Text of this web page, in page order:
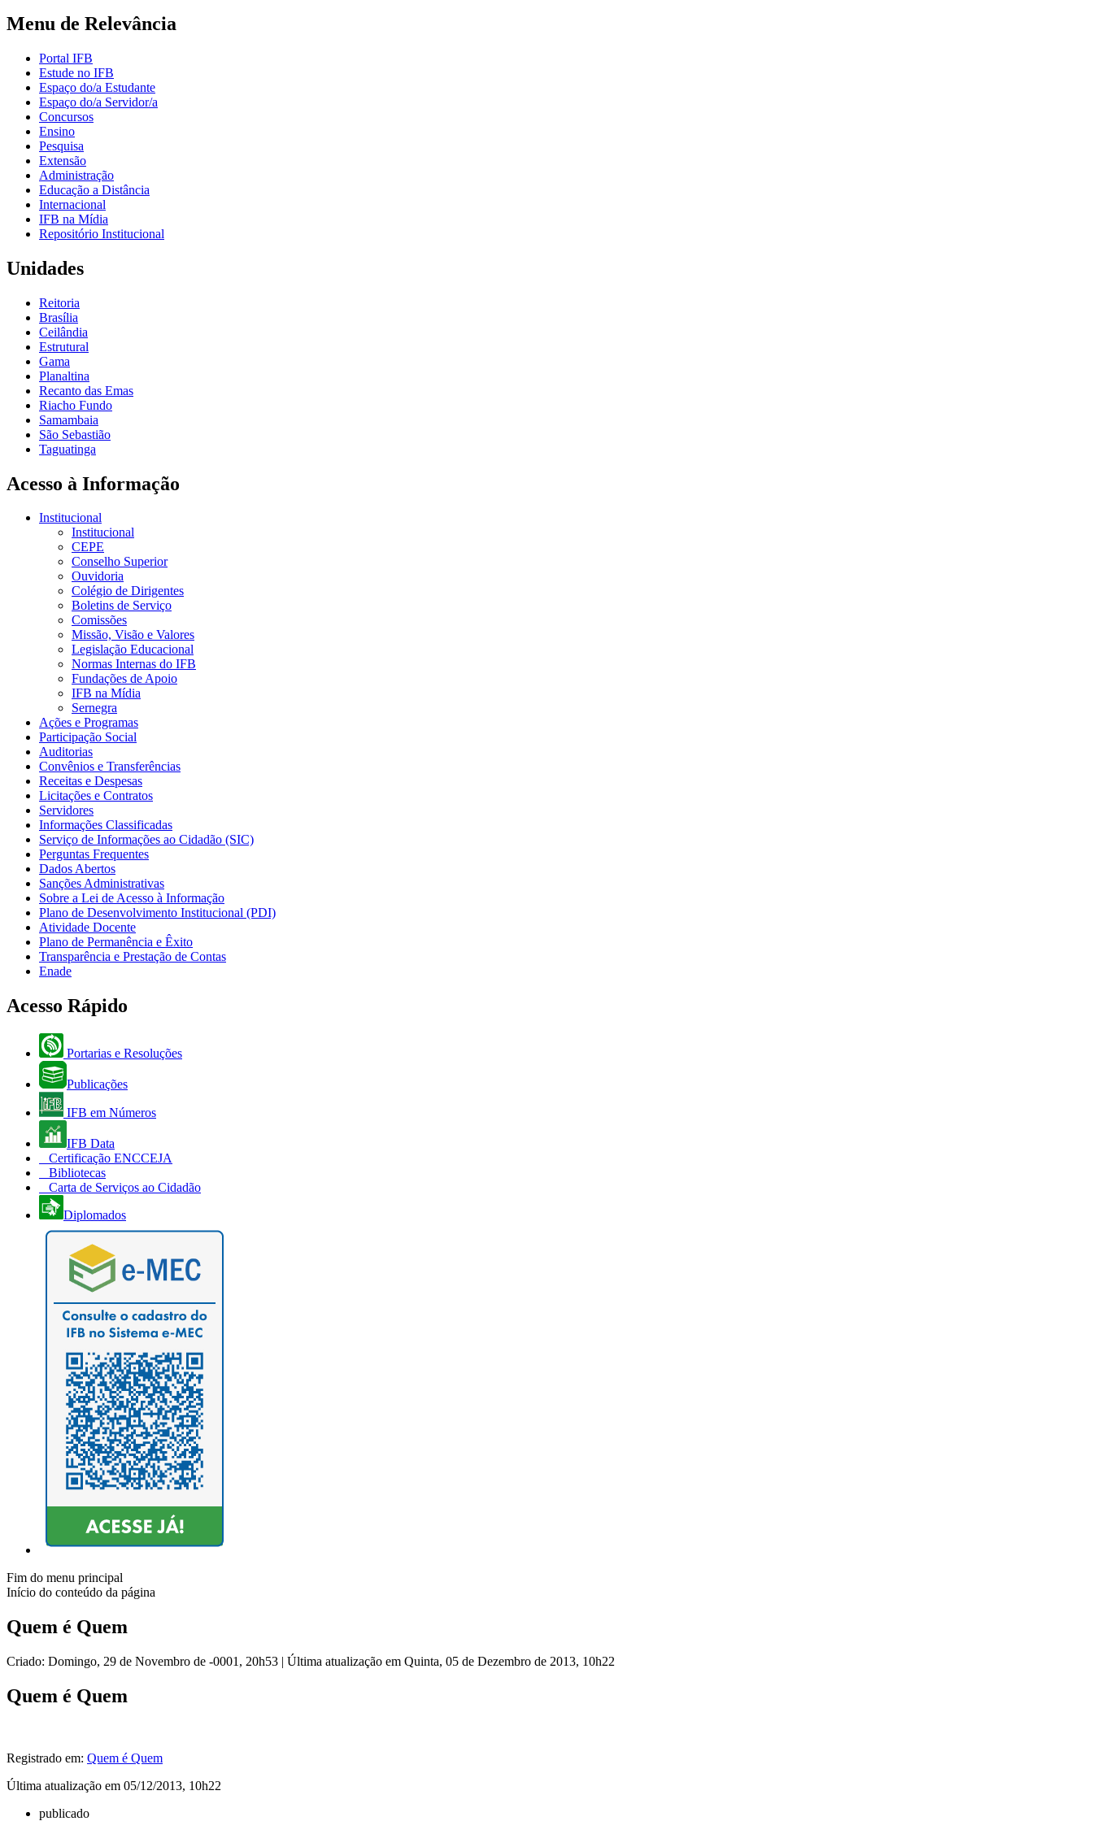
Menu de Relevância
Portal IFB
Estude no IFB
Espaço do/a Estudante
Espaço do/a Servidor/a
Concursos
Ensino
Pesquisa
Extensão
Administração
Educação a Distância
Internacional
IFB na Mídia
Repositório Institucional
Unidades
Reitoria
Brasília
Ceilândia
Estrutural
Gama
Planaltina
Recanto das Emas
Riacho Fundo
Samambaia
São Sebastião
Taguatinga
Acesso à Informação
Institucional
Institucional
CEPE
Conselho Superior
Ouvidoria
Colégio de Dirigentes
Boletins de Serviço
Comissões
Missão, Visão e Valores
Legislação Educacional
Normas Internas do IFB
Fundações de Apoio
IFB na Mídia
Sernegra
Ações e Programas
Participação Social
Auditorias
Convênios e Transferências
Receitas e Despesas
Licitações e Contratos
Servidores
Informações Classificadas
Serviço de Informações ao Cidadão (SIC)
Perguntas Frequentes
Dados Abertos
Sanções Administrativas
Sobre a Lei de Acesso à Informação
Plano de Desenvolvimento Institucional (PDI)
Atividade Docente
Plano de Permanência e Êxito
Transparência e Prestação de Contas
Enade
Acesso Rápido
Portarias e Resoluções
Publicações
IFB em Números
IFB Data
Certificação ENCCEJA
Bibliotecas
Carta de Serviços ao Cidadão
Diplomados
Fim do menu principal
Início do conteúdo da página
Quem é Quem
Criado: Domingo, 29 de Novembro de -0001, 20h53 | Última atualização em Quinta, 05 de Dezembro de 2013, 10h22
Quem é Quem
Registrado em: Quem é Quem
Última atualização em 05/12/2013, 10h22
publicado